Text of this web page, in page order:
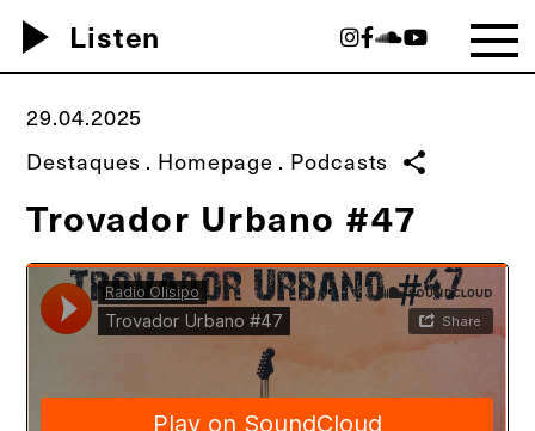
play_arrow Listen
29.04.2025
Destaques . Homepage . Podcasts share
Trovador Urbano #47